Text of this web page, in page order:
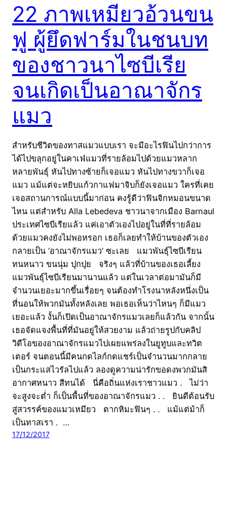
22 ภาพเหมียวอ้วนขน
ฟู ผู้ยึดฟาร์มในชนบท
ของชาวนาไซบีเรีย
จนเกิดเป็นอาณาจักร
แมว
สำหรับชีวิตของทาสแมวแบบเรา จะมีอะไรฟินไปกว่าการ
ได้ไปขลุกอยู่ในคาเฟ่แมวที่รายล้อมไปด้วยแมวหลาก
หลายพันธุ์ หันไปทางซ้ายก็เจอแมว หันไปทางขวาก็เจอ
แมว แม้แต่จะหยิบแก้วกาแฟมาจิบก็ยังเจอแมว ใครที่เคย
เจอสถานการณ์แบบนี้มาก่อน คงรู้ดีว่าฟินจิกหมอนขนาด
ไหน แต่สำหรับ Alla Lebedeva ชาวนาจากเมือง Barnaul
ประเทศไซบีเรียแล้ว แค่เอาตัวเองไปอยู่ในที่ที่รายล้อม
ด้วยแมวคงยังไม่พอหรอก เธอก็เลยทำให้บ้านของตัวเอง
กลายเป็น ‘อาณาจักรแมว’ ซะเลย แมวพันธุ์ไซบีเรียน
ทนหนาว ขนนุ่ม ปุกปุย จริงๆ แล้วที่บ้านของเธอเลี้ยง
แมวพันธุ์ไซบีเรียนมานานแล้ว แต่ในเวลาต่อมามันก็มี
จำนวนเยอะมากขึ้นเรื่อยๆ จนต้องทำโรงนาหลังหนึ่งเป็น
ที่นอนให้พวกมันทั้งหลังเลย พอเธอเห็นว่าไหนๆ ก็มีแมว
เยอะแล้ว งั้นก็เปิดเป็นอาณาจักรแมวเลยก็แล้วกัน จากนั้น
เธอจัดแจงพื้นที่ที่มันอยู่ให้สวยงาม แล้วถ่ายรูปกับคลิป
วิดีโอของอาณาจักรแมวไปเผยแพร่ลงในยูทูบและทวิต
เตอร์ จนตอนนี้มีคนกดไลก์กดแชร์เป็นจำนวนมากกลาย
เป็นกระแสไวรัลไปแล้ว ลองดูความน่ารักขอดงพวกมันสิ
อากาศหนาว สีทนได้ นี่คือถิ่นแห่งเราชาวแมว . ไม่ว่า
จะสูงจะต่ำ ก็เป็นพื้นที่ของอาณาจักรแมว . . ยินดีต้อนรับ
สู่สวรรค์ของแมวเหมียว ตากหิมะฟินๆ . . แม้แต่ม้าก็
เป็นทาสเรา . …
17/12/2017